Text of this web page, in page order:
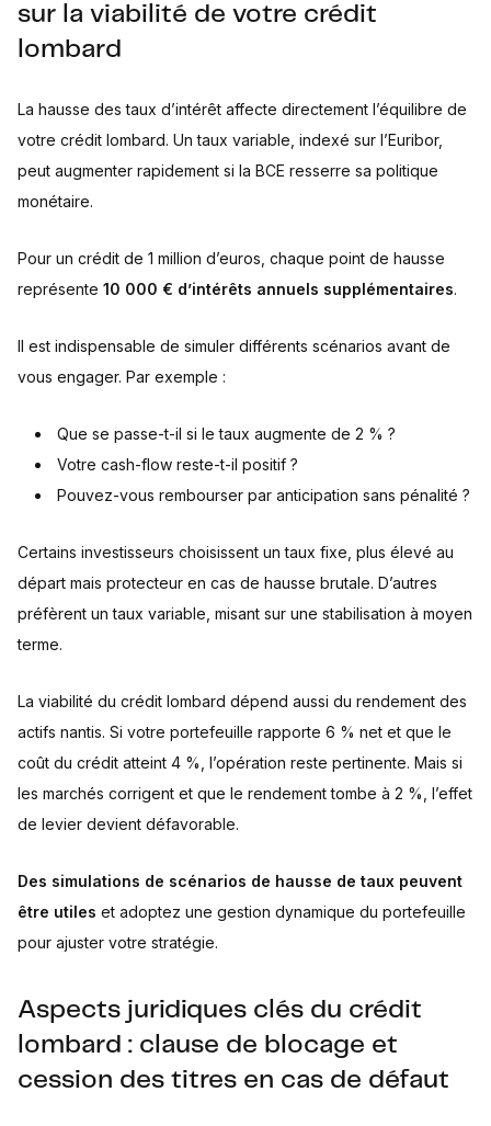
sur la viabilité de votre crédit
lombard
La hausse des taux d’intérêt affecte directement l’équilibre de
votre crédit lombard. Un taux variable, indexé sur l’Euribor,
peut augmenter rapidement si la BCE resserre sa politique
monétaire.
Pour un crédit de 1 million d’euros, chaque point de hausse
représente 10 000 € d’intérêts annuels supplémentaires.
Il est indispensable de simuler différents scénarios avant de
vous engager. Par exemple :
Que se passe-t-il si le taux augmente de 2 % ?
Votre cash-flow reste-t-il positif ?
Pouvez-vous rembourser par anticipation sans pénalité ?
Certains investisseurs choisissent un taux fixe, plus élevé au
départ mais protecteur en cas de hausse brutale. D’autres
préfèrent un taux variable, misant sur une stabilisation à moyen
terme.
La viabilité du crédit lombard dépend aussi du rendement des
actifs nantis. Si votre portefeuille rapporte 6 % net et que le
coût du crédit atteint 4 %, l’opération reste pertinente. Mais si
les marchés corrigent et que le rendement tombe à 2 %, l’effet
de levier devient défavorable.
Des simulations de scénarios de hausse de taux peuvent
être utiles et adoptez une gestion dynamique du portefeuille
pour ajuster votre stratégie.
Aspects juridiques clés du crédit
lombard : clause de blocage et
cession des titres en cas de défaut